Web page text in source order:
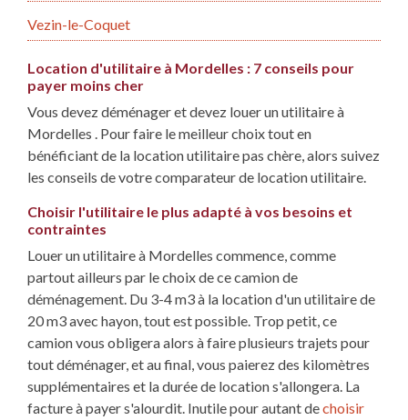
Vezin-le-Coquet
Location d'utilitaire à Mordelles : 7 conseils pour
payer moins cher
Vous devez déménager et devez louer un utilitaire à
Mordelles . Pour faire le meilleur choix tout en
bénéficiant de la location utilitaire pas chère, alors suivez
les conseils de votre comparateur de location utilitaire.
Choisir l'utilitaire le plus adapté à vos besoins et
contraintes
Louer un utilitaire à Mordelles commence, comme
partout ailleurs par le choix de ce camion de
déménagement. Du 3-4 m3 à la location d'un utilitaire de
20 m3 avec hayon, tout est possible. Trop petit, ce
camion vous obligera alors à faire plusieurs trajets pour
tout déménager, et au final, vous paierez des kilomètres
supplémentaires et la durée de location s'allongera. La
facture à payer s'alourdit. Inutile pour autant dechoisir